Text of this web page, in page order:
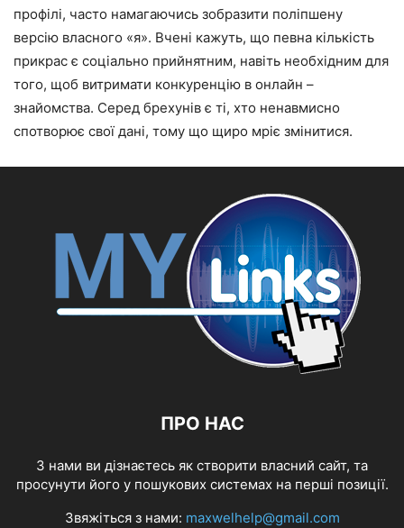
профілі, часто намагаючись зобразити поліпшену
версію власного «я». Вчені кажуть, що певна кількість
прикрас є соціально прийнятним, навіть необхідним для
того, щоб витримати конкуренцію в онлайн –
знайомства. Серед брехунів є ті, хто ненавмисно
спотворює свої дані, тому що щиро мріє змінитися.
ПРО НАС
З нами ви дізнаєтесь як створити власний сайт, та
просунути його у пошукових системах на перші позиції.
Звяжіться з нами: maxwelhelp@gmail.com